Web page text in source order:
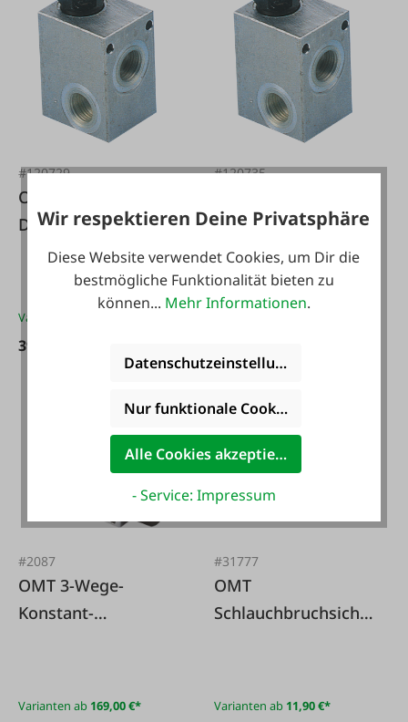
#120729
OMT
Druckbegrenzungve
ntil mit
Kegelsitzventil
Varianten ab
39,00 €*
#120735
Druckbegrenzungve
ntil mit
Kegelsitzventil und
Manometeranschlu
#2087
OMT 3-Wege-
Konstant-
Varianten ab 169,00 €*
#31777
OMT
Schlauchbruchsiche
Varianten ab 11,90 €*
Wir respektieren Deine Privatsphäre
Diese Website verwendet Cookies, um Dir die
bestmögliche Funktionalität bieten zu
können... Mehr Informationen.
Datenschutzeinstellungen
Nur funktionale Cookies akzeptieren
Alle Cookies akzeptieren
- Service: Impressum